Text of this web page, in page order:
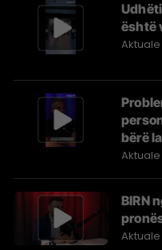
është
Aktuale
bërë
Aktuale
BIRN
Aktuale